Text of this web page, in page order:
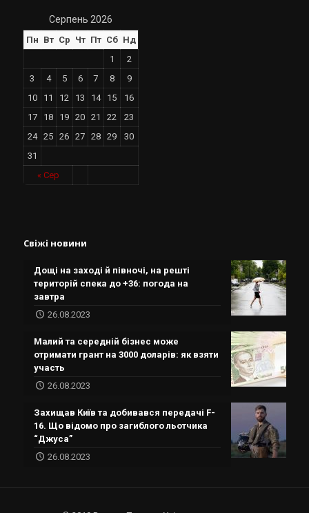
Серпень 2026
Пн Вт Ср Чт Пт Сб Нд
« Сер
1
2
3
4 5 6 7 8
9
10
11 12 13 14 15
16
17
18 19 20 21 22
23
24
25 26 27 28 29
30
31
Свіжі новини
Дощі на заході й півночі, на решті
територій спека до +36: погода на
завтра
26.08.2023
Малий та середній бізнес може
отримати грант на 3000 доларів: як взяти
участь
26.08.2023
Захищав Київ та добивався передачі F-
16. Що відомо про загиблого льотчика
“Джуса”
26.08.2023